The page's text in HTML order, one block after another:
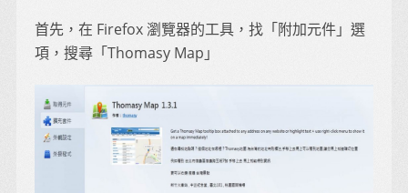
首先，在 Firefox 瀏覽器的工具，找「附加元件」選
項，搜尋「Thomasy Map」